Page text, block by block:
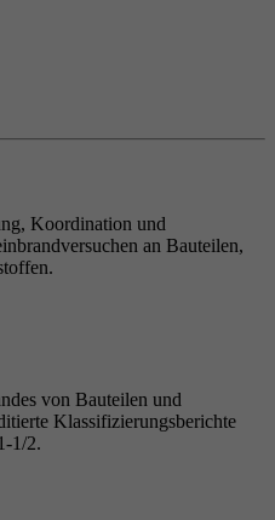
Koordination und
an Bauteilen,
von Bauteilen und
Klassifizierungsberichte
1/2.